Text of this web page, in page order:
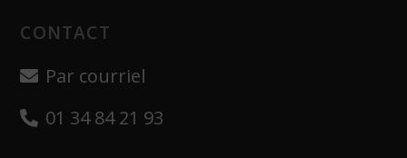
CONTACT
Par courriel
01 34 84 21 93